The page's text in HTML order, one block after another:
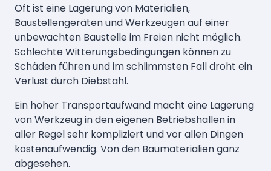
Oft ist eine Lagerung von Materialien,
Baustellengeräten und Werkzeugen auf einer
unbewachten Baustelle im Freien nicht möglich.
Schlechte Witterungsbedingungen können zu
Schäden führen und im schlimmsten Fall droht ein
Verlust durch Diebstahl.
Ein hoher Transportaufwand macht eine Lagerung
von Werkzeug in den eigenen Betriebshallen in
aller Regel sehr kompliziert und vor allen Dingen
kostenaufwendig. Von den Baumaterialien ganz
abgesehen.